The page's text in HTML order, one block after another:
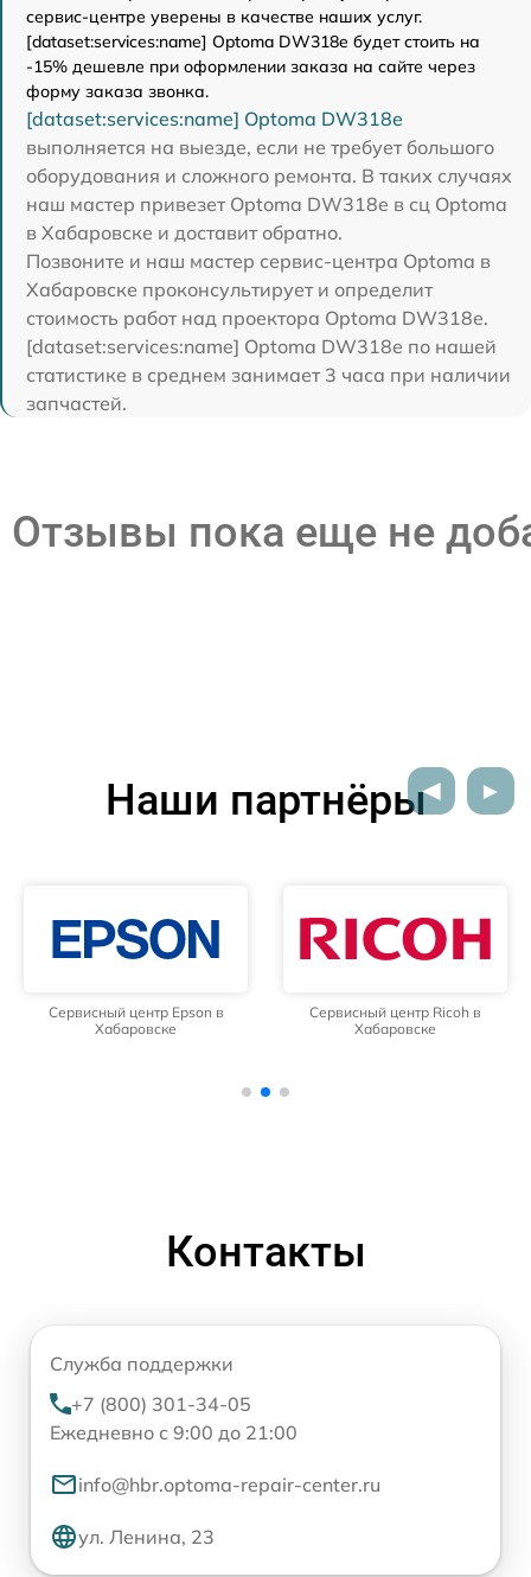
сервис-центре уверены в качестве наших услуг.
[dataset:services:name] Optoma DW318e будет стоить на
-15% дешевле при оформлении заказа на сайте через
форму заказа звонка.
[dataset:services:name] Optoma DW318e
выполняется на выезде, если не требует большого
оборудования и сложного ремонта. В таких случаях
наш мастер привезет Optoma DW318e в сц Optoma
в Хабаровске и доставит обратно.
Позвоните и наш мастер сервис-центра Optoma в
Хабаровске проконсультирует и определит
стоимость работ над проектора Optoma DW318e.
[dataset:services:name] Optoma DW318e по нашей
статистике в среднем занимает 3 часа при наличии
запчастей.
Отзывы пока еще не
Наши партнёры
Сервисный центр Epson в
Хабаровске
Сервисный центр Ricoh в
Хабаровске
Контакты
Служба поддержки
+7 (800) 301-34-05
Ежедневно с 9:00 до 21:00
info@hbr.optoma-repair-center.ru
ул. Ленина, 23